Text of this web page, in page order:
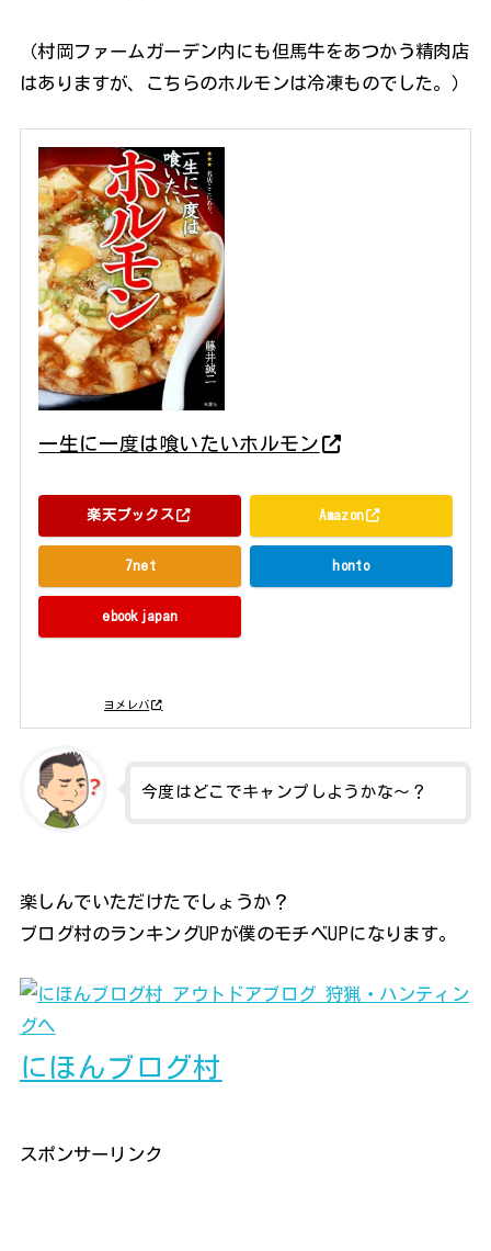
（村岡ファームガーデン内にも但馬牛をあつかう精肉店
はありますが、こちらのホルモンは冷凍ものでした。）
一生に一度は喰いたいホルモン
ヨメレバ
楽天ブックス Amazon
7net honto
ebookjapan
今度はどこでキャンプしようかな～？
楽しんでいただけたでしょうか？
ブログ村のランキングUPが僕のモチベUPになります。
にほんブログ村
スポンサーリンク